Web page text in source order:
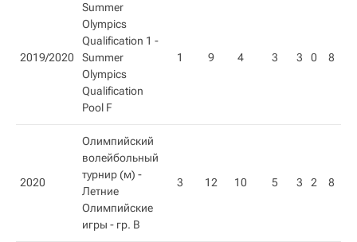
2019/2020
Summer
Olympics
Qualification 1 -
Summer
Olympics
Qualification
Pool F
1 9 4 3 3 0 8
2020
Олимпийский
волейбольный
турнир (м) -
Летние
Олимпийские
игры - гр. B
3 12 10 5 3 2 8